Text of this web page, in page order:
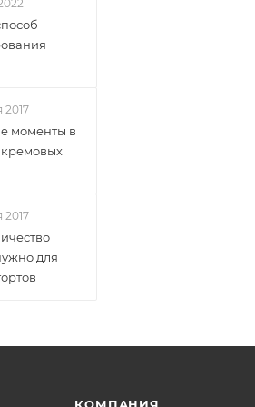
2017
моменты в
2017
для